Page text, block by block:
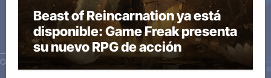
Beast of Reincarnation ya está
disponible: Game Freak presenta
su nuevo RPG de acción